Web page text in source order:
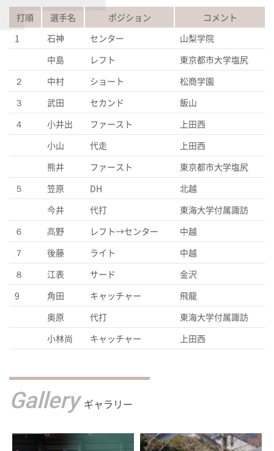
打順 選手名 ポジション
コメント
1
石神 センター
山梨学院
中島
レフト
東京都市大学塩尻
２
中村 ショート
松商学園
３
武田 セカンド
飯山
４
小井出 ファースト
上田西
小山
代走
上田西
熊井
ファースト
東京都市大学塩尻
５
笠原 DH
北越
今井
代打
東海大学付属諏訪
６
髙野 レフト→センター
中越
７
後藤 ライト
中越
８
江表 サード
金沢
9
角田 キャッチャー
飛龍
奥原
代打
東海大学付属諏訪
小林尚
キャッチャー 上田西
Gallery ギャラリー